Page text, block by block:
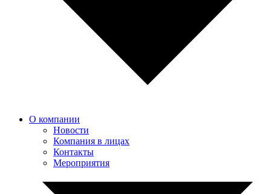
О компании
Новости
Компания в лицах
Контакты
Мероприятия